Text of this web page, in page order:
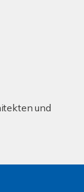
und